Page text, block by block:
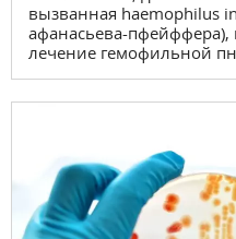
вызванная haemophilus
афанасьева-
лечение гемофильной